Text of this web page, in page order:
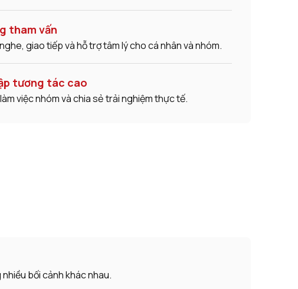
tham vấn
giao tiếp và hỗ trợ tâm lý cho cá nhân và nhóm.
tương tác cao
việc nhóm và chia sẻ trải nghiệm thực tế.
bối cảnh khác nhau.